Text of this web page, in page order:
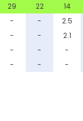
29
-
-
-
-
22
-
-
-
-
14
2.5
2.1
-
-